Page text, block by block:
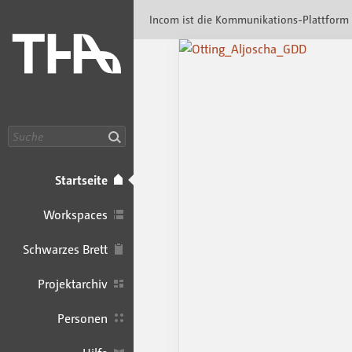
Startseite
Workspaces
Schwarzes Brett
Projektarchiv
Personen
Incom ist die Kommunikations-Plattform